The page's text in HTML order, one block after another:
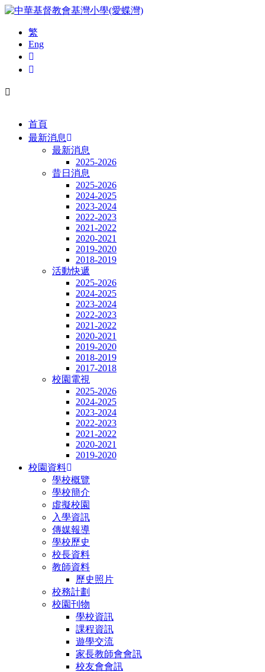
繁
Eng
首頁
最新消息
最新消息
2025-2026
昔日消息
2025-2026
2024-2025
2023-2024
2022-2023
2021-2022
2020-2021
2019-2020
2018-2019
活動快遞
2025-2026
2024-2025
2023-2024
2022-2023
2021-2022
2020-2021
2019-2020
2018-2019
2017-2018
校園電視
2025-2026
2024-2025
2023-2024
2022-2023
2021-2022
2020-2021
2019-2020
校園資料
學校概覽
學校簡介
虛擬校園
入學資訊
傳媒報導
學校歷史
校長資料
教師資料
歷史照片
校務計劃
校園刊物
學校資訊
課程資訊
遊學交流
家長教師會會訊
校友會會訊